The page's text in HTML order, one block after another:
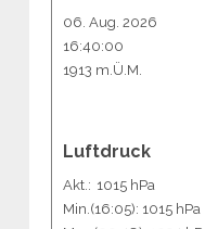
06. Aug. 2026
16:40:00
1913 m.Ü.M.
Luftdruck
Akt.: 1015 hPa
Min. (16:05): 1015 hPa